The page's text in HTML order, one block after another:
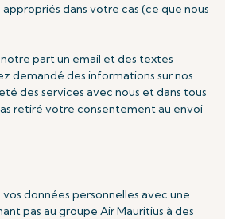
dans votre cas (ce que nous
part un email et des textes
demandé des informations sur nos
des services avec nous et dans tous
retiré votre consentement au envoi
données personnelles avec une
pas au groupe Air Mauritius à des